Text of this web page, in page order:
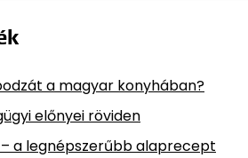
a magyar konyhában?
előnyei röviden
a legnépszerűbb alaprecept